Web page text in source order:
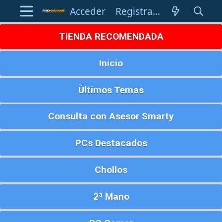
Acceder Registrarse
TIENDA RECOMENDADA
Inicio
Últimos Temas
Consulta con Asesor Smarty
PCs Destacados
Chollos
2ª Mano